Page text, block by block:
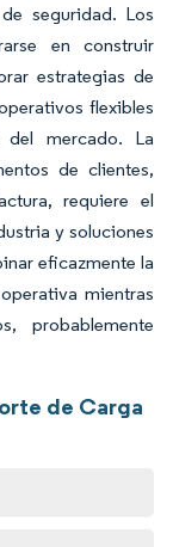
seguridad. Los
en construir
estrategias de
flexibles
mercado. La
de clientes,
requiere el
y soluciones
eficazmente la
mientras
probablemente
de Carga